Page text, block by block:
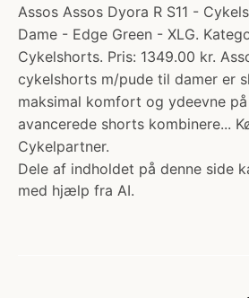
Assos Assos Dyora R S11 -
Dame - Edge Green - XLG.
Cykelshorts. Pris: 1349.00 kr.
cykelshorts m/pude til damer er
maksimal komfort og ydeevne
avancerede shorts kombinere...
Cykelpartner.
Dele af indholdet på denne side
med hjælp fra AI.